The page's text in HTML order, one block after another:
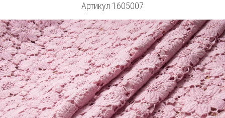
Артикул 1605007